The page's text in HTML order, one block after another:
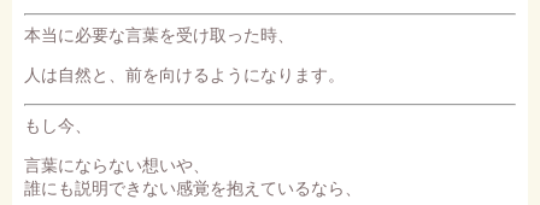
本当に必要な言葉を受け取った時、
人は自然と、前を向けるようになります。
もし今、
言葉にならない想いや、
誰にも説明できない感覚を抱えているなら、